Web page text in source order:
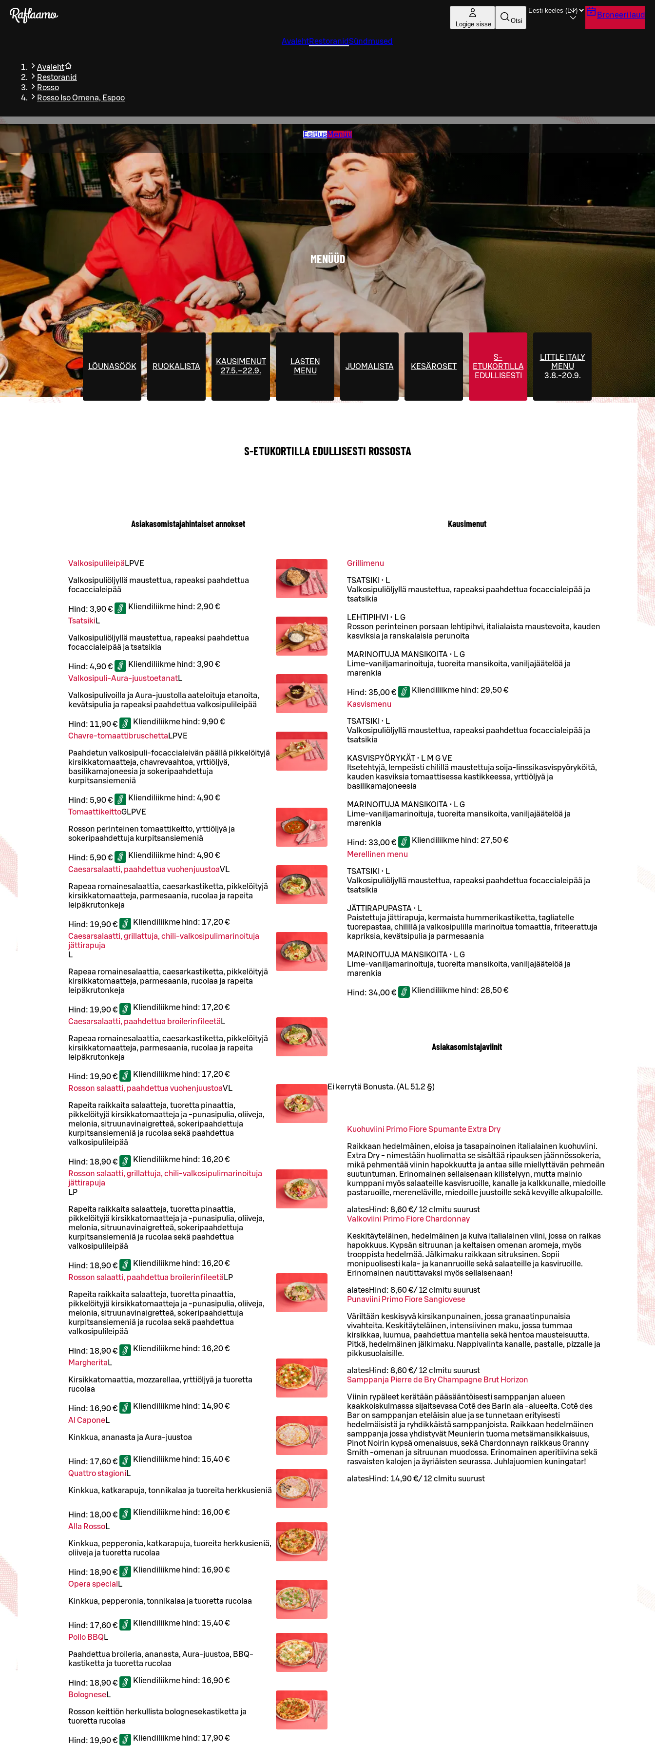
Liigu peamise sisu juurde
Logige sisse Otsi
Broneeri laud
AvalehtRestoranidSündmused
Avaleht
Restoranid
Rosso
Rosso Iso Omena, Espoo
EsitlusMenüü
MENÜÜD
LÕUNASÖÖK RUOKALISTA
KAUSIMENUT
27.5.–22.9.
LASTEN
MENU
JUOMALISTA KESÄROSET
S-
ETUKORTILLA
EDULLISESTI
LITTLE ITALY
MENU
3.8.-20.9.
S-ETUKORTILLA EDULLISESTI ROSSOSTA
Asiakasomistajahintaiset annokset
Valkosipulileipä LPVE
Valkosipuliöljyllä maustettua, rapeaksi paahdettua
focaccialeipää
Hind: 3,90 € Kliendiliikme hind: 2,90 €
Tsatsiki L
Valkosipuliöljyllä maustettua, rapeaksi paahdettua
focaccialeipää ja tsatsikia
Hind: 4,90 € Kliendiliikme hind: 3,90 €
Valkosipuli-Aura-juustoetanatL
Valkosipulivoilla ja Aura-juustolla aateloituja etanoita,
kevätsipulia ja rapeaksi paahdettua valkosipulileipää
Hind: 11,90 € Kliendiliikme hind: 9,90 €
Chavre-tomaattibruschetta LPVE
Paahdetun valkosipuli-focaccialeivän päällä pikkelöityjä
kirsikkatomaatteja, chavrevaahtoa, yrttiöljyä,
basilikamajoneesia ja sokeripaahdettuja
kurpitsansiemeniä
Hind: 5,90 € Kliendiliikme hind: 4,90 €
TomaattikeittoGLPVE
Rosson perinteinen tomaattikeitto, yrttiöljyä ja
sokeripaahdettuja kurpitsansiemeniä
Hind: 5,90 € Kliendiliikme hind: 4,90 €
Caesarsalaatti, paahdettua vuohenjuustoaVL
Rapeaa romainesalaattia, caesarkastiketta, pikkelöityjä
kirsikkatomaatteja, parmesaania, rucolaa ja rapeita
leipäkrutonkeja
Hind: 19,90 € Kliendiliikme hind: 17,20 €
Caesarsalaatti, grillattuja, chili-valkosipulimarinoituja
jättirapuja
L
Rapeaa romainesalaattia, caesarkastiketta, pikkelöityjä
kirsikkatomaatteja, parmesaania, rucolaa ja rapeita
leipäkrutonkeja
Hind: 19,90 € Kliendiliikme hind: 17,20 €
Caesarsalaatti, paahdettua broilerinfileetä L
Rapeaa romainesalaattia, caesarkastiketta, pikkelöityjä
kirsikkatomaatteja, parmesaania, rucolaa ja rapeita
leipäkrutonkeja
Hind: 19,90 € Kliendiliikme hind: 17,20 €
Rosson salaatti, paahdettua vuohenjuustoaVL
Rapeita raikkaita salaatteja, tuoretta pinaattia,
pikkelöityjä kirsikkatomaatteja ja -punasipulia, oliiveja,
melonia, sitruunavinaigretteä, sokeripaahdettuja
kurpitsansiemeniä ja rucolaa sekä paahdettua
valkosipulileipää
Hind: 18,90 € Kliendiliikme hind: 16,20 €
Rosson salaatti, grillattuja, chili-valkosipulimarinoituja
jättirapuja
LP
Rapeita raikkaita salaatteja, tuoretta pinaattia,
pikkelöityjä kirsikkatomaatteja ja -punasipulia, oliiveja,
melonia, sitruunavinaigretteä, sokeripaahdettuja
kurpitsansiemeniä ja rucolaa sekä paahdettua
valkosipulileipää
Hind: 18,90 € Kliendiliikme hind: 16,20 €
Rosson salaatti, paahdettua broilerinfileetä LP
Rapeita raikkaita salaatteja, tuoretta pinaattia,
pikkelöityjä kirsikkatomaatteja ja -punasipulia, oliiveja,
melonia, sitruunavinaigretteä, sokeripaahdettuja
kurpitsansiemeniä ja rucolaa sekä paahdettua
valkosipulileipää
Hind: 18,90 € Kliendiliikme hind: 16,20 €
Margherita L
Kirsikkatomaattia, mozzarellaa, yrttiöljyä ja tuoretta
rucolaa
Hind: 16,90 € Kliendiliikme hind: 14,90 €
Al CaponeL
Kinkkua, ananasta ja Aura-juustoa
Hind: 17,60 € Kliendiliikme hind: 15,40 €
Quattro stagioni L
Kinkkua, katkarapuja, tonnikalaa ja tuoreita herkkusieniä
Hind: 18,00 € Kliendiliikme hind: 16,00 €
Alla RossoL
Kinkkua, pepperonia, katkarapuja, tuoreita herkkusieniä,
oliiveja ja tuoretta rucolaa
Hind: 18,90 € Kliendiliikme hind: 16,90 €
Opera special L
Kinkkua, pepperonia, tonnikalaa ja tuoretta rucolaa
Hind: 17,60 € Kliendiliikme hind: 15,40 €
Pollo BBQ L
Paahdettua broileria, ananasta, Aura-juustoa, BBQ-
kastiketta ja tuoretta rucolaa
Hind: 18,90 € Kliendiliikme hind: 16,90 €
BologneseL
Rosson keittiön herkullista bolognesekastiketta ja
tuoretta rucolaa
Hind: 19,90 € Kliendiliikme hind: 17,90 €
Kausimenut
Grillimenu
TSATSIKI • L
Valkosipuliöljyllä maustettua, rapeaksi paahdettua focaccialeipää ja
tsatsikia
LEHTIPIHVI • L G
Rosson perinteinen porsaan lehtipihvi, italialaista maustevoita, kauden
kasviksia ja ranskalaisia perunoita
MARINOITUJA MANSIKOITA • L G
Lime-vaniljamarinoituja, tuoreita mansikoita, vaniljajäätelöä ja
marenkia
Hind: 35,00 € Kliendiliikme hind: 29,50 €
Kasvismenu
TSATSIKI • L
Valkosipuliöljyllä maustettua, rapeaksi paahdettua focaccialeipää ja
tsatsikia
KASVISPYÖRYKÄT • L M G VE
Itsetehtyjä, lempeästi chilillä maustettuja soija-linssikasvispyöryköitä,
kauden kasviksia tomaattisessa kastikkeessa, yrttiöljyä ja
basilikamajoneesia
MARINOITUJA MANSIKOITA • L G
Lime-vaniljamarinoituja, tuoreita mansikoita, vaniljajäätelöä ja
marenkia
Hind: 33,00 € Kliendiliikme hind: 27,50 €
Merellinen menu
TSATSIKI • L
Valkosipuliöljyllä maustettua, rapeaksi paahdettua focaccialeipää ja
tsatsikia
JÄTTIRAPUPASTA • L
Paistettuja jättirapuja, kermaista hummerikastiketta, tagliatelle
tuorepastaa, chilillä ja valkosipulilla marinoitua tomaattia, friteerattuja
kapriksia, kevätsipulia ja parmesaania
MARINOITUJA MANSIKOITA • L G
Lime-vaniljamarinoituja, tuoreita mansikoita, vaniljajäätelöä ja
marenkia
Hind: 34,00 € Kliendiliikme hind: 28,50 €
Asiakasomistajaviinit
Ei kerrytä Bonusta. (AL 51.2 §)
Kuohuviini Primo Fiore Spumante Extra Dry
Raikkaan hedelmäinen, eloisa ja tasapainoinen italialainen kuohuviini.
Extra Dry - nimestään huolimatta se sisältää ripauksen jäännössokeria,
mikä pehmentää viinin hapokkuutta ja antaa sille miellyttävän pehmeän
suutuntuman. Erinomainen sellaisenaan kilistelyyn, mutta mainio
kumppani myös salaateille kasvisruoille, kanalle ja kalkkunalle, miedoille
pastaruoille, mereneläville, miedoille juustoille sekä kevyille alkupaloille.
alatesHind: 8,60 €/ 12 cl mitu suurust
Valkoviini Primo Fiore Chardonnay
Keskitäyteläinen, hedelmäinen ja kuiva italialainen viini, jossa on raikas
hapokkuus. Kypsän sitruunan ja keltaisen omenan aromeja, myös
trooppista hedelmää. Jälkimaku raikkaan sitruksinen. Sopii
monipuolisesti kala- ja kananruoille sekä salaateille ja kasviruoille.
Erinomainen nautittavaksi myös sellaisenaan!
alatesHind: 8,60 €/ 12 cl mitu suurust
Punaviini Primo Fiore Sangiovese
Väriltään keskisyvä kirsikanpunainen, jossa granaatinpunaisia
vivahteita. Keskitäyteläinen, intensiivinen maku, jossa tummaa
kirsikkaa, luumua, paahdettua mantelia sekä hentoa mausteisuutta.
Pitkä, hedelmäinen jälkimaku. Nappivalinta kanalle, pastalle, pizzalle ja
pikkusuolaisille.
alatesHind: 8,60 €/ 12 cl mitu suurust
Samppanja Pierre de Bry Champagne Brut Horizon
Viinin rypäleet kerätään pääsääntöisesti samppanjan alueen
kaakkoiskulmassa sijaitsevasa Cotê des Barin ala -alueelta. Cotê des
Bar on samppanjan eteläisin alue ja se tunnetaan erityisesti
hedelmäisistä ja ryhdikkäistä samppanjoista. Raikkaan hedelmäinen
samppanja jossa yhdistyvät Meunierin tuoma metsämansikkaisuus,
Pinot Noirin kypsä omenaisuus, sekä Chardonnayn raikkaus Granny
Smith -omenan ja sitruunan muodossa. Erinomainen aperitiivina sekä
rasvaisten kalojen ja äyriäisten seurassa. Juhlajuomien kuningatar!
alatesHind: 14,90 €/ 12 cl mitu suurust